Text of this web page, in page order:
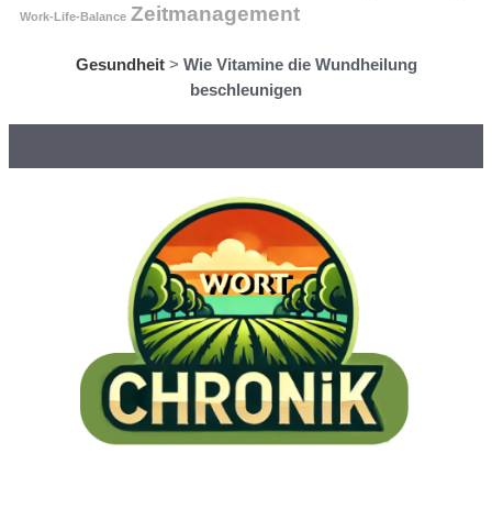
Work-Life-Balance Zeitmanagement
Gesundheit> Wie Vitamine die Wundheilung
beschleunigen